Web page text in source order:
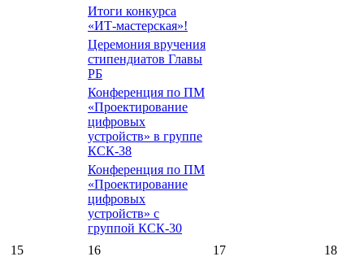
Итоги конкурса
«ИТ-мастерская»!
Церемония вручения
стипендиатов Главы
РБ
Конференция по ПМ
«Проектирование
цифровых
устройств» в группе
КСК-38
Конференция по ПМ
«Проектирование
цифровых
устройств» с
группой КСК-30
15
16
17
18